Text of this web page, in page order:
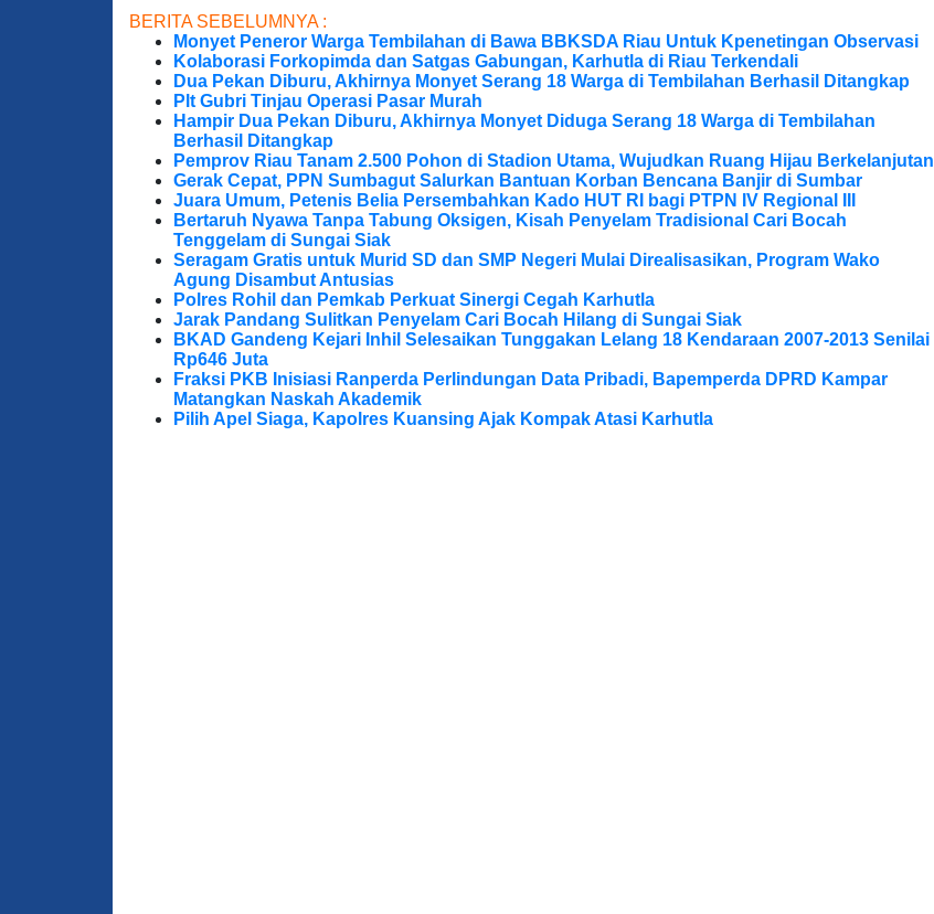
BERITA SEBELUMNYA :
Monyet Peneror Warga Tembilahan di Bawa BBKSDA Riau Untuk Kpenetingan Observasi
Kolaborasi Forkopimda dan Satgas Gabungan, Karhutla di Riau Terkendali
Dua Pekan Diburu, Akhirnya Monyet Serang 18 Warga di Tembilahan Berhasil Ditangkap
Plt Gubri Tinjau Operasi Pasar Murah
Hampir Dua Pekan Diburu, Akhirnya Monyet Diduga Serang 18 Warga di Tembilahan
Berhasil Ditangkap
Pemprov Riau Tanam 2.500 Pohon di Stadion Utama, Wujudkan Ruang Hijau Berkelanjutan
Gerak Cepat, PPN Sumbagut Salurkan Bantuan Korban Bencana Banjir di Sumbar
Juara Umum, Petenis Belia Persembahkan Kado HUT RI bagi PTPN IV Regional III
Bertaruh Nyawa Tanpa Tabung Oksigen, Kisah Penyelam Tradisional Cari Bocah
Tenggelam di Sungai Siak
Seragam Gratis untuk Murid SD dan SMP Negeri Mulai Direalisasikan, Program Wako
Agung Disambut Antusias
Polres Rohil dan Pemkab Perkuat Sinergi Cegah Karhutla
Jarak Pandang Sulitkan Penyelam Cari Bocah Hilang di Sungai Siak
BKAD Gandeng Kejari Inhil Selesaikan Tunggakan Lelang 18 Kendaraan 2007-2013 Senilai
Rp646 Juta
Fraksi PKB Inisiasi Ranperda Perlindungan Data Pribadi, Bapemperda DPRD Kampar
Matangkan Naskah Akademik
Pilih Apel Siaga, Kapolres Kuansing Ajak Kompak Atasi Karhutla